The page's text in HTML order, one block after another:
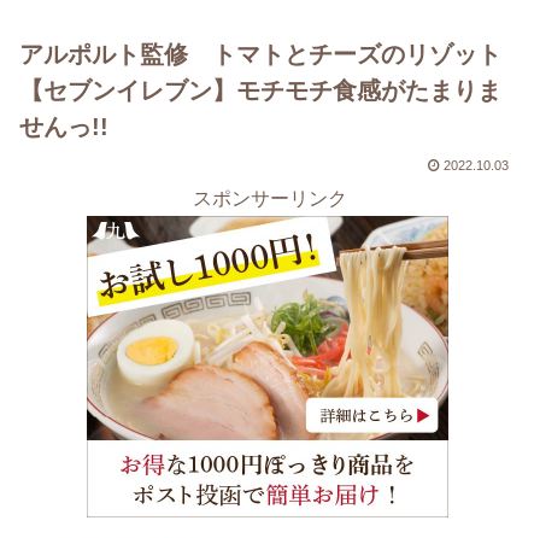
アルポルト監修 トマトとチーズのリゾット
【セブンイレブン】モチモチ食感がたまりま
せんっ!!
2022.10.03
スポンサーリンク